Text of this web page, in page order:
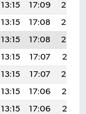
13:15 17:09
20:25
13:15 17:08
20:24
13:15 17:08
20:23
13:15 17:07
20:21
13:15 17:07
20:20
13:15 17:06
20:19
13:15 17:06
20:18